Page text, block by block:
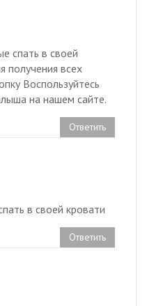
спать в своей
всех
Воспользуйтесь
на нашем сайте.
Ответить
в своей кровати
Ответить